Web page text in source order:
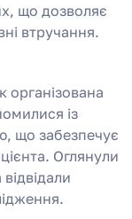
що дозволяє
втручання.
організована
із
що забезпечує
Оглянули